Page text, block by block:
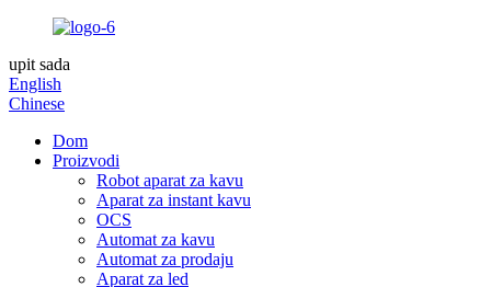
upit sada
English
Chinese
Dom
Proizvodi
Robot aparat za kavu
Aparat za instant kavu
OCS
Automat za kavu
Automat za prodaju
Aparat za led